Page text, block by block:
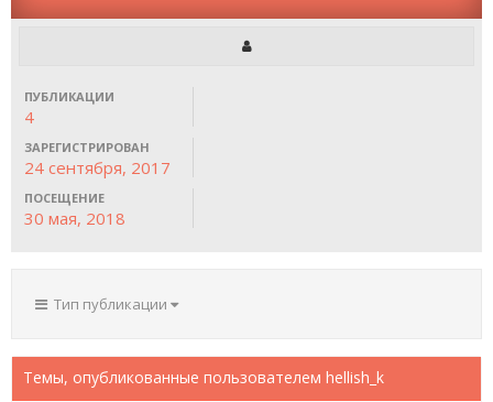
ПУБЛИКАЦИИ
4
ЗАРЕГИСТРИРОВАН
24 сентября, 2017
ПОСЕЩЕНИЕ
30 мая, 2018
Тип публикации
Темы, опубликованные пользователем hellish_k